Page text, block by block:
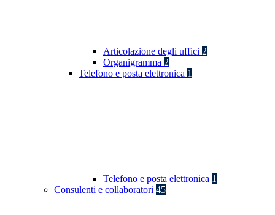
Articolazione degli uffici 2
Organigramma 2
Telefono e posta elettronica 1
Telefono e posta elettronica 1
Consulenti e collaboratori 45